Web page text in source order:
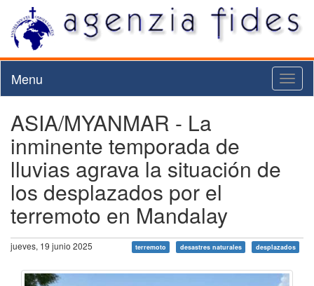
Menu
ASIA/MYANMAR - La
inminente temporada de
lluvias agrava la situación de
los desplazados por el
terremoto en Mandalay
jueves, 19 junio 2025 terremoto desastres naturales desplazados